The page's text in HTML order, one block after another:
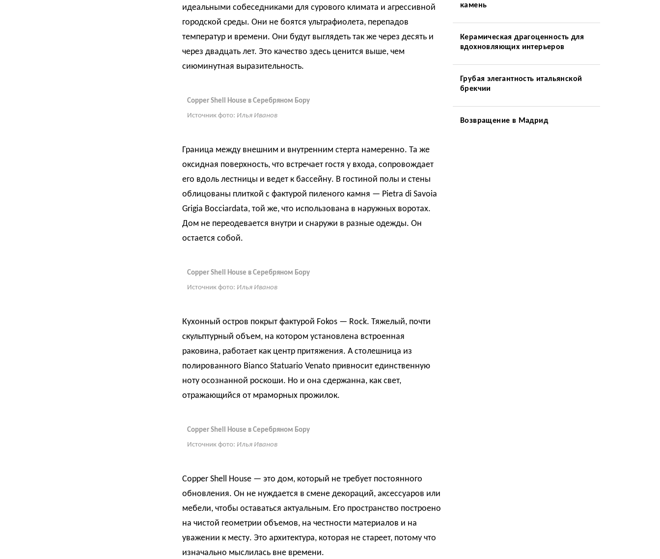
идеальными собеседниками для сурового климата и агрессивной
городской среды. Они не боятся ультрафиолета, перепадов
температур и времени. Они будут выглядеть так же через десять и
через двадцать лет. Это качество здесь ценится выше, чем
сиюминутная выразительность.
Copper Shell House в Серебряном Бору
Источник фото: Илья Иванов
Граница между внешним и внутренним стерта намеренно. Та же
оксидная поверхность, что встречает гостя у входа, сопровождает
его вдоль лестницы и ведет к бассейну. В гостиной полы и стены
облицованы плиткой с фактурой пиленого камня — Pietra di Savoia
Grigia Bocciardata, той же, что использована в наружных воротах.
Дом не переодевается внутри и снаружи в разные одежды. Он
остается собой.
Copper Shell House в Серебряном Бору
Источник фото: Илья Иванов
Кухонный остров покрыт фактурой Fokos — Rock. Тяжелый, почти
скульптурный объем, на котором установлена встроенная
раковина, работает как центр притяжения. А столешница из
полированного Bianco Statuario Venato привносит единственную
ноту осознанной роскоши. Но и она сдержанна, как свет,
отражающийся от мраморных прожилок.
Copper Shell House в Серебряном Бору
Источник фото: Илья Иванов
Copper Shell House — это дом, который не требует постоянного
обновления. Он не нуждается в смене декораций, аксессуаров или
мебели, чтобы оставаться актуальным. Его пространство построено
на чистой геометрии объемов, на честности материалов и на
уважении к месту. Это архитектура, которая не стареет, потому что
изначально мыслилась вне времени.
камень
Керамическая драгоценность для
вдохновляющих интерьеров
Грубая элегантность итальянской
брекчии
Возвращение в Мадрид